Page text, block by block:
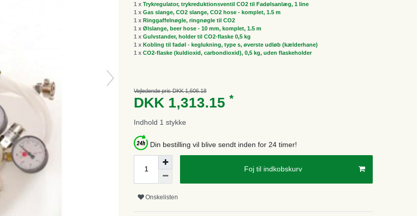
1 x Trykregulator, trykreduktionsventil CO2 til Fadølsanlæg, 1 line
1 x Gas slange, CO2 slange, CO2 hose - komplet, 1.5 m
1 x Ringgaffelnøgle, ringnøgle til CO2
1 x Ølslange, beer hose - 10 mm, komplet, 1.5 m
1 x Gulvstander, holder til CO2-flaske 0,5 kg
1 x Kobling til fadøl - keglukning, type s, øverste udløb (kælderhane)
1 x CO2-flaske (kuldioxid, carbondioxid), 0,5 kg, uden flaskeholder
Vejledende pris DKK 1,606.18
DKK 1,313.15 *
Indhold 1 stykke
Din bestilling vil blive sendt inden for 24 timer!
Foj til indkobskurv
Onskelisten